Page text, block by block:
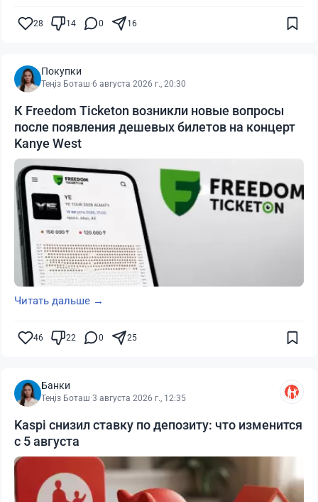
28 14 0 16
Покупки
Теңіз Боташ·6 августа 2026 г., 20:30
К Freedom Ticketon возникли новые вопросы
после появления дешевых билетов на концерт
Kanye West
Читать дальше →
46 22 0 25
Банки
Теңіз Боташ·3 августа 2026 г., 12:35
Kaspi снизил ставку по депозиту: что изменится
с 5 августа